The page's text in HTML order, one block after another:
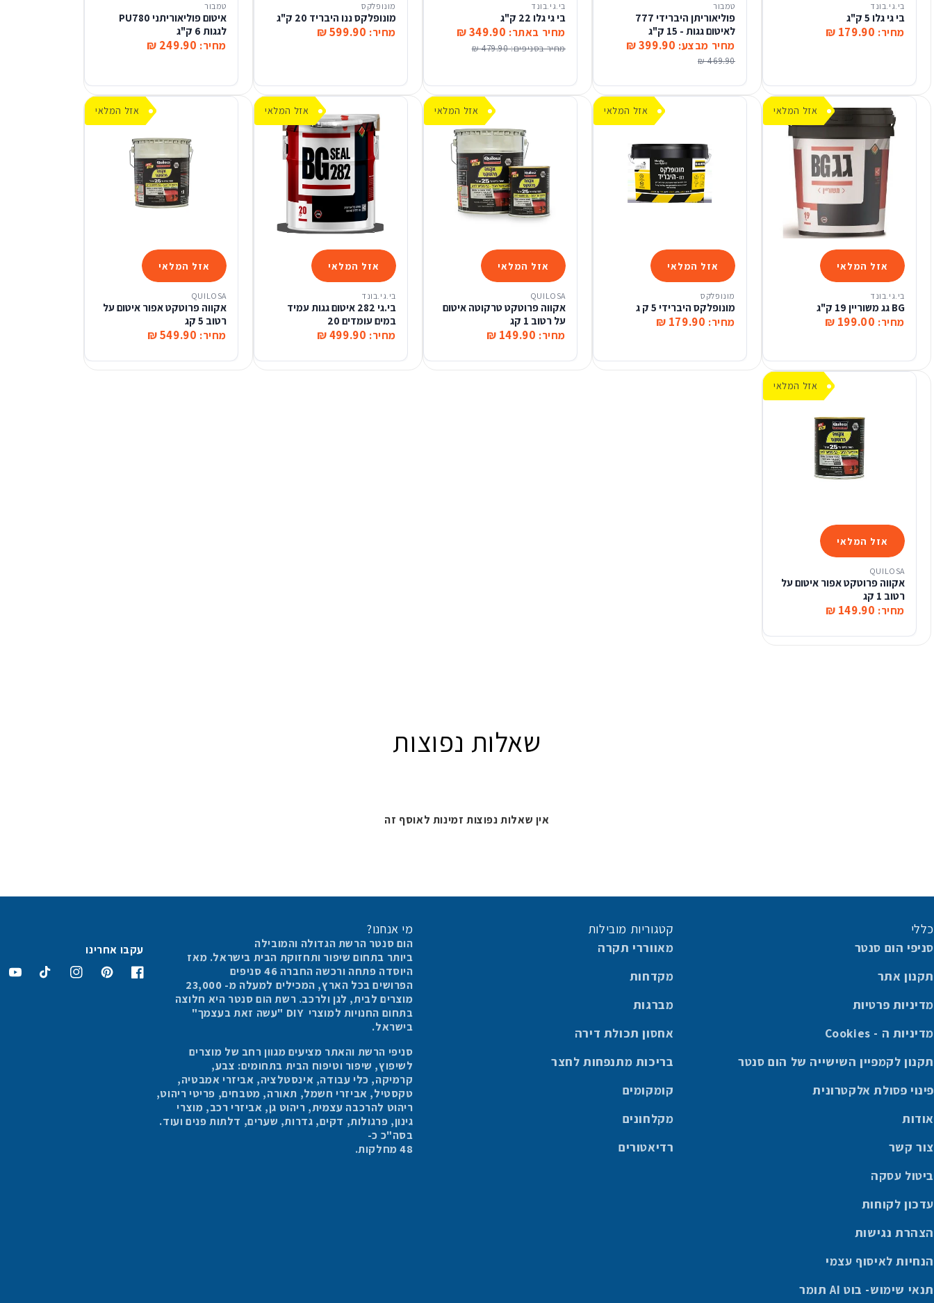
בי.גי.בונד
בי גי גלו 5 ק"ג
מחיר: 179.90 ₪
טמבור
פוליאוריתן היברידי 777
לאיטום גגות - 15 ק"ג
מחיר מבצע: 399.90 ₪
469.90 ₪
בי.גי.בונד
בי גי גלו 22 ק"ג
מחיר באתר: 349.90 ₪
מחיר בסניפים:479.90 ₪
מונופלקס
מונופלקס ננו היבריד 20 ק"ג
מחיר: 599.90 ₪
טמבור
איטום פוליאוריתני PU780
לגגות 6 ק"ג
מחיר: 249.90 ₪
אזל המלאי
אזל המלאי
בי.גי.בונד
BG גג משוריין 19 ק"ג
מחיר: 199.00 ₪
אזל המלאי
אזל המלאי
מונופלקס
מונופלקס היברידי 5 ק ג
מחיר: 179.90 ₪
אזל המלאי
אזל המלאי
QUILOSA
אקווה פרוטקט טרקוטה איטום
על רטוב 1 קג
מחיר: 149.90 ₪
אזל המלאי
אזל המלאי
בי.גי.בונד
בי.גי 282 איטום גגות עמיד
במים עומדים 20
מחיר: 499.90 ₪
אזל המלאי
אזל המלאי
QUILOSA
אקווה פרוטקט אפור איטום על
רטוב 5 קג
מחיר: 549.90 ₪
אזל המלאי
אזל המלאי
QUILOSA
אקווה פרוטקט אפור איטום על
רטוב 1 קג
מחיר: 149.90 ₪
שאלות נפוצות
אין שאלות נפוצות זמינות לאוסף זה
כללי
סניפי הום סנטר
תקנון אתר
מדיניות פרטיות
מדיניות ה - Cookies
תקנון לקמפיין השישייה של הום סנטר
פינוי פסולת אלקטרונית
אודות
צור קשר
ביטול עסקה
עדכון לקוחות
הצהרת נגישות
הנחיות לאיסוף עצמי
תנאי שימוש- בוט AI תומר
קטגוריות מובילות
מאווררי תקרה
מקדחות
מברגות
אחסון תכולת דירה
בריכות מתנפחות לחצר
קומקומים
מקלחונים
רדיאטורים
מי אנחנו?
הום סנטר הרשת הגדולה והמובילה
ביותר בתחום שיפור ותחזוקת הבית בישראל. מאז
היוסדה פתחה ורכשה החברה 46 סניפים
הפרושים בכל הארץ, המכילים למעלה מ- 23,000
מוצרים לבית, לגן ולרכב. רשת הום סנטר היא חלוצה
בתחום החנויות למוצרי DIY "עשה זאת בעצמך"
בישראל.
סניפי הרשת והאתר מציעים מגוון רחב של מוצרים
לשיפוץ, שיפור וטיפוח הבית בתחומים: צבע,
קרמיקה, כלי עבודה, אינסטלציה, אביזרי אמבטיה,
טקסטיל, אביזרי חשמל, תאורה, מטבחים, פריטי ריהוט,
ריהוט להרכבה עצמית, ריהוט גן, אביזרי רכב, מוצרי
גינון, פרגולות, דקים, גדרות, שערים, דלתות פנים ועוד.
בסה"כ כ-
48 מחלקות.
עקבו אחרינו
פייסבוקפינטרסטאינסטגרםטיקטוק